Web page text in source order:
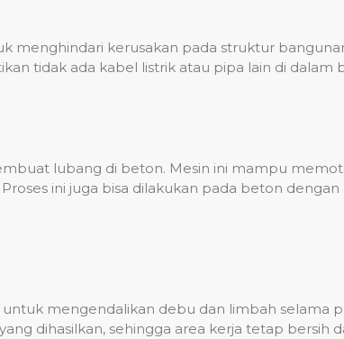
kerusakan pada struktur
tidak ada kabel listrik atau pipa lain di dalam
lubang di beton. Mesin ini mampu
ini juga bisa dilakukan pada beton
mengendalikan debu dan limbah selama
dihasilkan, sehingga area kerja tetap bersih